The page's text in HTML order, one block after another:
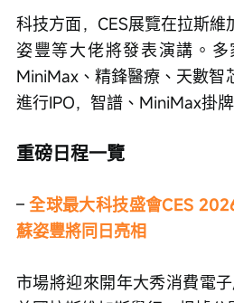
科技方面，CES展覽在拉斯維
姿豐等大佬將發表演講。多
MiniMax、精鋒醫療、天數智
進行IPO，智譜、MiniMax掛
重磅日程一覽
– 全球最大科技盛會CES
蘇姿豐將同日亮相
市場將迎來開年大秀消費電